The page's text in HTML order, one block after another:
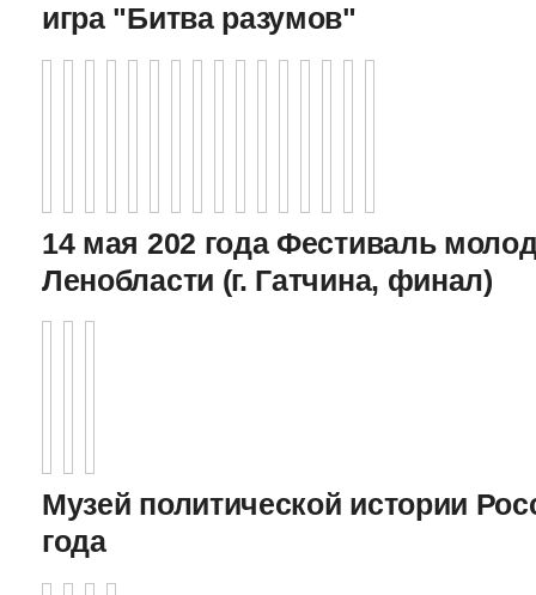
игра "Битва разумов"
14 мая 202 года Фестиваль
Ленобласти (г. Гатчина, финал)
Музей политической истории
года